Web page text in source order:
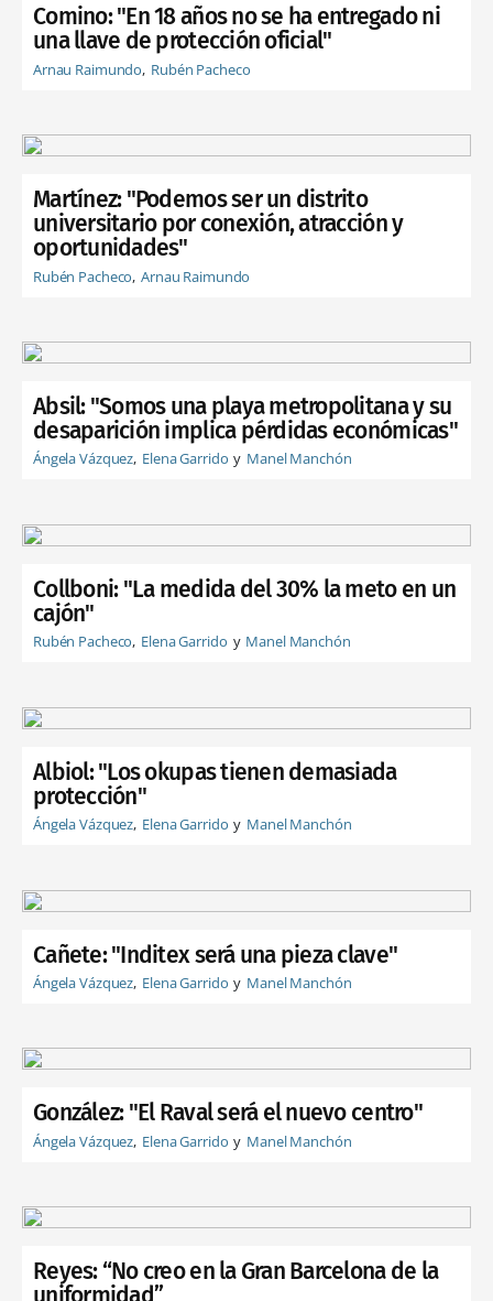
Comino: "En 18 años no se ha entregado ni
una llave de protección oficial"
Arnau Raimundo Rubén Pacheco
Martínez: "Podemos ser un distrito
universitario por conexión, atracción y
oportunidades"
Rubén Pacheco Arnau Raimundo
Absil: "Somos una playa metropolitana y su
desaparición implica pérdidas económicas"
Ángela Vázquez Elena Garrido Manel Manchón
Collboni: "La medida del 30% la meto en un
cajón"
Rubén Pacheco Elena Garrido Manel Manchón
Albiol: "Los okupas tienen demasiada
protección"
Ángela Vázquez Elena Garrido Manel Manchón
Cañete: "Inditex será una pieza clave"
Ángela Vázquez Elena Garrido Manel Manchón
González: "El Raval será el nuevo centro"
Ángela Vázquez Elena Garrido Manel Manchón
Reyes: “No creo en la Gran Barcelona de la